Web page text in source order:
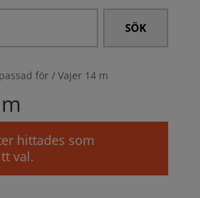
för / Vajer 14 m
hittades som
val.